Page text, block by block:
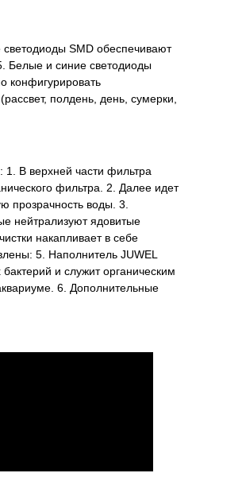
SMD обеспечивают
Белые и синие светодиоды
конфигурировать
полдень, день, сумерки,
В верхней части фильтра
фильтра. 2. Далее идет
прозрачность воды. 3.
нейтрализуют ядовитые
накапливает в себе
5. Наполнитель JUWEL
и служит органическим
6. Дополнительные